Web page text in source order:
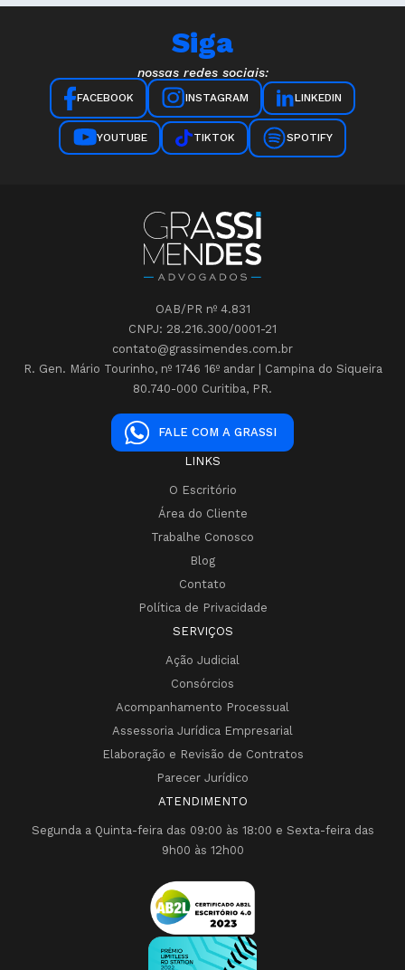
Siga
nossas redes sociais:
FACEBOOK INSTAGRAM LINKEDIN
YOUTUBE TIKTOK SPOTIFY
OAB/PR nº 4.831
CNPJ: 28.216.300/0001-21
contato@grassimendes.com.br
R. Gen. Mário Tourinho, nº 1746 16º andar | Campina do Siqueira
80.740-000 Curitiba, PR.
FALE COM A GRASSI
LINKS
O Escritório
Área do Cliente
Trabalhe Conosco
Blog
Contato
Política de Privacidade
SERVIÇOS
Ação Judicial
Consórcios
Acompanhamento Processual
Assessoria Jurídica Empresarial
Elaboração e Revisão de Contratos
Parecer Jurídico
ATENDIMENTO
Segunda a Quinta-feira das 09:00 às 18:00 e Sexta-feira das
9h00 às 12h00